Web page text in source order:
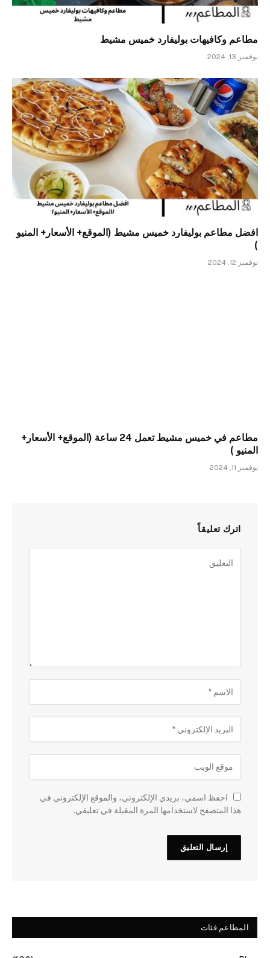
مطاعم وكافيهات بوليفارد خميس مشيط
نوفمبر 13, 2024
افضل مطاعم بوليفارد خميس مشيط (الموقع+ الأسعار+ المنيو
)
نوفمبر 12, 2024
مطاعم في خميس مشيط تعمل 24 ساعة (الموقع+ الأسعار+
المنيو )
نوفمبر 11, 2024
اترك تعليقاً
احفظ اسمي، بريدي الإلكتروني، والموقع الإلكتروني في
هذا المتصفح لاستخدامها المرة المقبلة في تعليقي.
المطاعم فئات